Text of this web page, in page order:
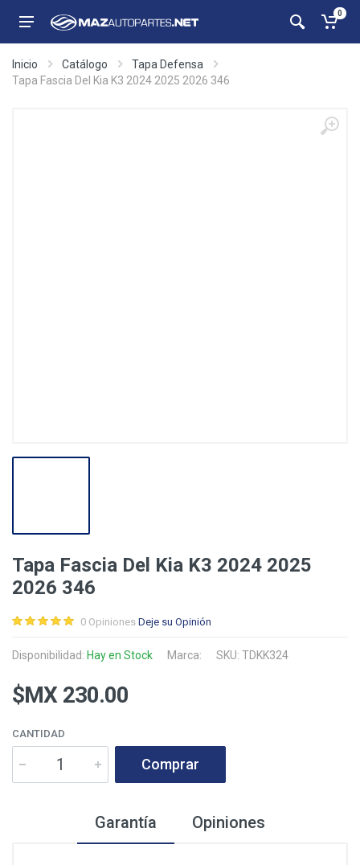
0
Inicio Catálogo
Tapa Defensa
Tapa Fascia Del Kia K3 2024 2025 2026 346
Tapa Fascia Del Kia K3 2024 2025
2026 346
0 Opiniones Deje su Opinión
Disponibilidad: Hay en Stock Marca: SKU: TDKK324
$MX 230.00
CANTIDAD
Comprar
Garantía Opiniones